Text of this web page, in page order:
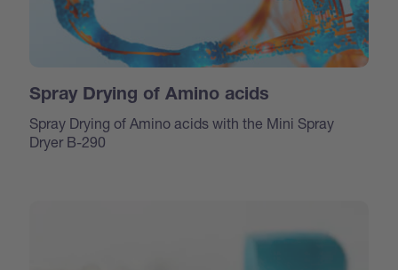
Spray Drying of Amino acids
Spray Drying of Amino acids with the Mini Spray
Dryer B-290